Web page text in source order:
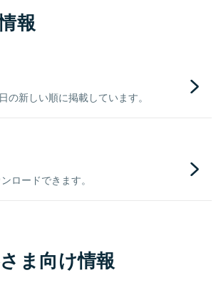
報
新しい順に掲載しています。
ロードできます。
ま向け情報